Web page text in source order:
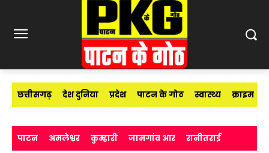
छत्तीसगढ़ देश दुनिया प्रदेश पाटन के गोठ स्वास्थ्य क्राइम
पाटन अमलेश्वर कुम्हारी जामगांव आर रानीतराई